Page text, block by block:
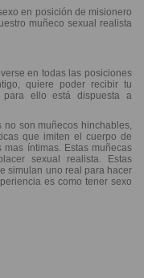
en posición de misionero
muñeco sexual realista
en todas las posiciones
quiere poder recibir tu
ello está dispuesta a
son muñecos hinchables,
que imiten el cuerpo de
íntimas. Estas muñecas
sexual realista. Estas
simulan uno real para hacer
es como tener sexo